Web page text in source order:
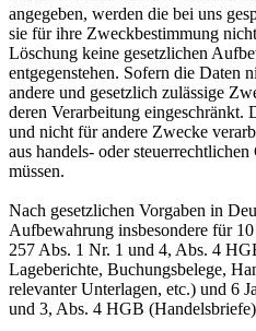
angegeben, werden die bei uns
sie für ihre Zweckbestimmung
Löschung keine gesetzlichen
entgegenstehen. Sofern die Daten
andere und gesetzlich zulässige
deren Verarbeitung eingeschränkt.
und nicht für andere Zwecke
aus handels- oder
müssen.
Nach gesetzlichen Vorgaben in
Aufbewahrung insbesondere für
257 Abs. 1 Nr. 1 und 4, Abs. 4
Lageberichte, Buchungsbelege,
relevanter Unterlagen, etc.) und 6
und 3, Abs. 4 HGB